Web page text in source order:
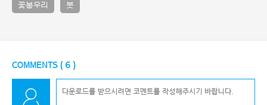
꽃봉우리 붓
COMMENTS ( 6 )